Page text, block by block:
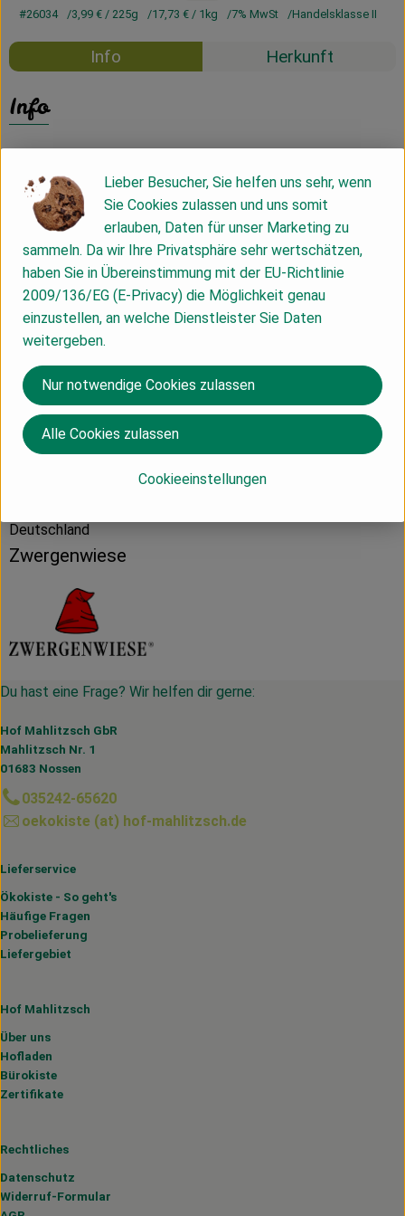
#26034 3,99 € / 225g 17,73 € / 1kg 7% MwSt Handelsklasse II
Info Herkunft
Info
Produktinformationen
Zutaten
Nährwert-Info
Produktdatenblatt
Deutschland
Zwergenwiese
Du hast eine Frage? Wir helfen dir gerne:
Hof Mahlitzsch GbR
Mahlitzsch Nr. 1
01683 Nossen
035242-65620
oekokiste (at) hof-mahlitzsch.de
Lieferservice
Ökokiste - So geht's
Häufige Fragen
Probelieferung
Liefergebiet
Hof Mahlitzsch
Über uns
Hofladen
Bürokiste
Zertifikate
Rechtliches
Datenschutz
Widerruf-Formular
Lieber Besucher, Sie helfen uns sehr, wenn
Sie Cookies zulassen und uns somit
erlauben, Daten für unser Marketing zu
sammeln. Da wir Ihre Privatsphäre sehr wertschätzen,
haben Sie in Übereinstimmung mit der EU-Richtlinie
2009/136/EG (E-Privacy) die Möglichkeit genau
einzustellen, an welche Dienstleister Sie Daten
weitergeben.
Cookieeinstellungen
Nur notwendige Cookies zulassen
Alle Cookies zulassen